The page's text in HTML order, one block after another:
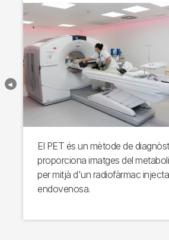
El PET és un mètode de
proporciona imatges del
per mitjà d'un radiofàrmac
endovenosa.